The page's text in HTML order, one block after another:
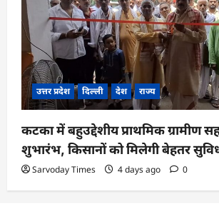
उत्तर प्रदेश दिल्ली देश राज्य
कटका में बहुउद्देशीय प्राथमिक ग्रामीण
शुभारंभ, किसानों को मिलेगी बेहतर
Sarvoday Times 4 days ago 0